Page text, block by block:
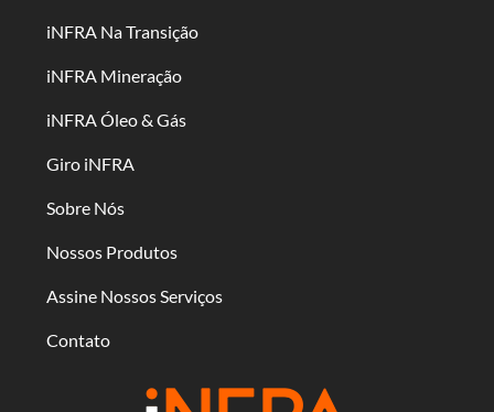
iNFRA Na Transição
iNFRA Mineração
iNFRA Óleo & Gás
Giro iNFRA
Sobre Nós
Nossos Produtos
Assine Nossos Serviços
Contato